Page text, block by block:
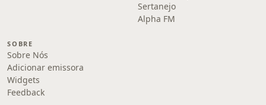
Sertanejo
Alpha FM
SOBRE
Sobre Nós
Adicionar emissora
Widgets
Feedback